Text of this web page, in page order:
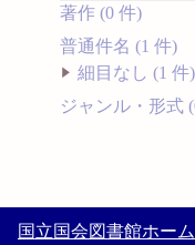
著作 (0 件)
普通件名 (1 件)
細目なし (1 件)
ジャンル・形式
国立国会図書館ホーム